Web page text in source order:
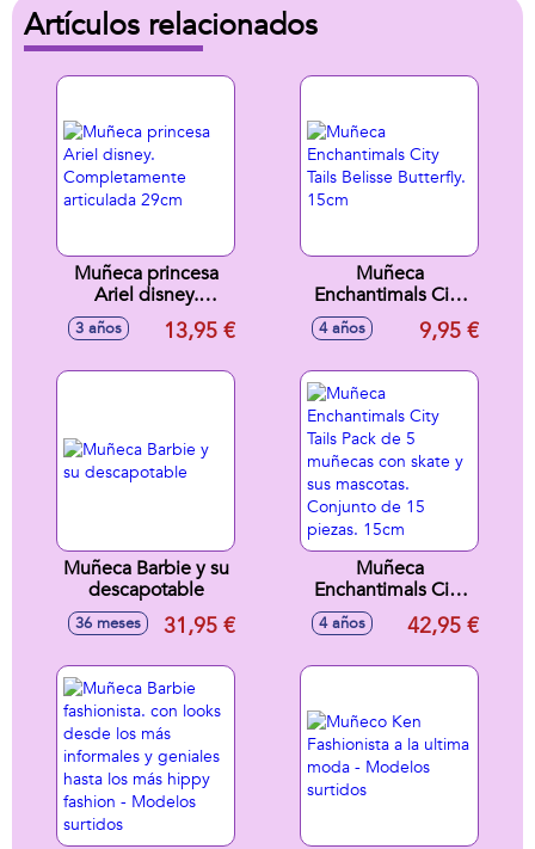
Artículos relacionados
Muñeca princesa
Ariel disney.
Completamente
articulada 29cm
3 años 13,95 €
Muñeca
Enchantimals City
Tails Belisse
Butterfly. 15cm
4 años 9,95 €
Muñeca Barbie y su
descapotable
36 meses 31,95 €
Muñeca
Enchantimals City
Tails Pack de 5
muñecas con skate
4 años 42,95 €